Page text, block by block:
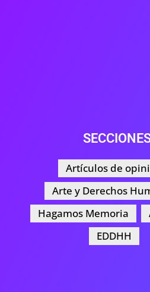
Artículos de
Arte y Derechos
Hagamos Memoria
EDDHH